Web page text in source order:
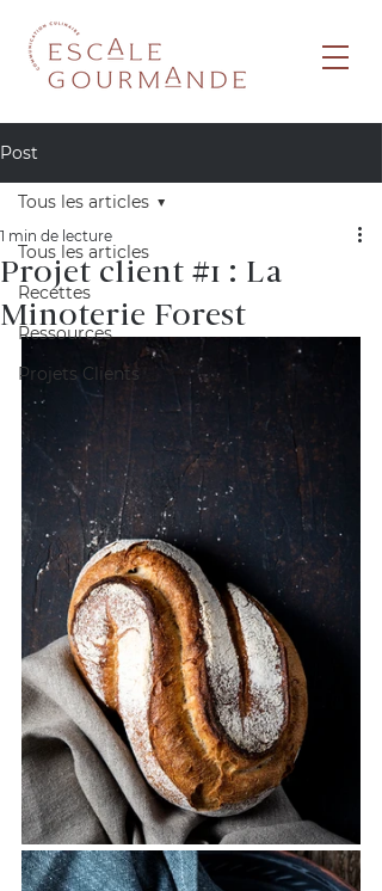
Post
Tous les articles
Recettes
Ressources
Projets Clients
Tous les articles
Projet client #1 : La
Minoterie Forest
1 min de lecture